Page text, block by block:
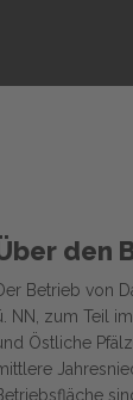
den
Betrieb von
NN, zum Teil
Östliche